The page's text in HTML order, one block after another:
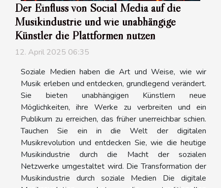
Der Einfluss von Social Media auf die
Musikindustrie und wie unabhängige
Künstler die Plattformen nutzen
12. April 2025 06:35
Soziale Medien haben die Art und Weise, wie wir
Musik erleben und entdecken, grundlegend verändert.
Sie bieten unabhängigen Künstlern neue
Möglichkeiten, ihre Werke zu verbreiten und ein
Publikum zu erreichen, das früher unerreichbar schien.
Tauchen Sie ein in die Welt der digitalen
Musikrevolution und entdecken Sie, wie die heutige
Musikindustrie durch die Macht der sozialen
Netzwerke umgestaltet wird. Die Transformation der
Musikindustrie durch soziale Medien Die digitale